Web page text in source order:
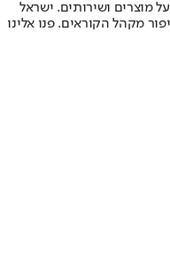
מוצרים ושירותים. ישראל
מקהל הקוראים. פנו אלינו